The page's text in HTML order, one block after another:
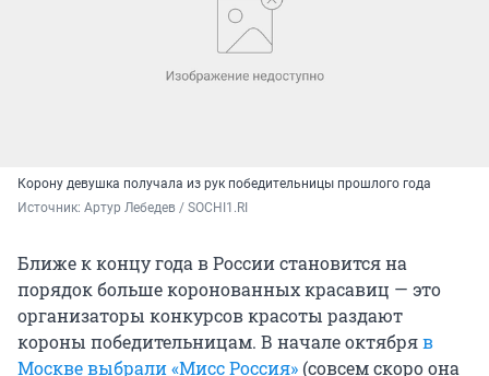
Корону девушка получала из рук победительницы прошлого года
Источник: Артур Лебедев / SOCHI1.RI
Ближе к концу года в России становится на
порядок больше коронованных красавиц — это
организаторы конкурсов красоты раздают
короны победительницам. В начале октябряв
Москве выбрали «Мисс Россия» (совсем скоро она